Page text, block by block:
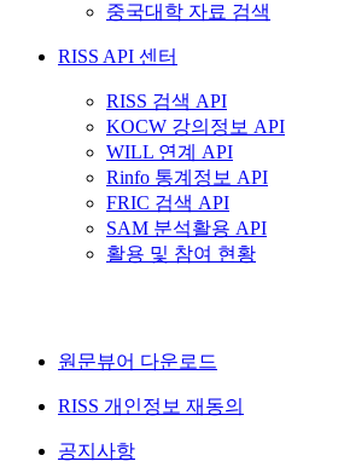
중국대학 자료 검색
RISS API 센터
RISS 검색 API
KOCW 강의정보 API
WILL 연계 API
Rinfo 통계정보 API
FRIC 검색 API
SAM 분석활용 API
활용 및 참여 현황
원문뷰어 다운로드
RISS 개인정보 재동의
공지사항